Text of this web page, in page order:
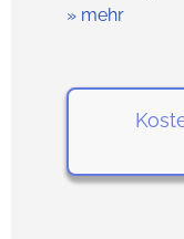
mehr